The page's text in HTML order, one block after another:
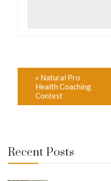
« Natural Pro
Health Coaching
Contest
Recent Posts